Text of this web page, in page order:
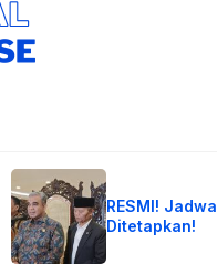
RESMI!
Ditetapkan!